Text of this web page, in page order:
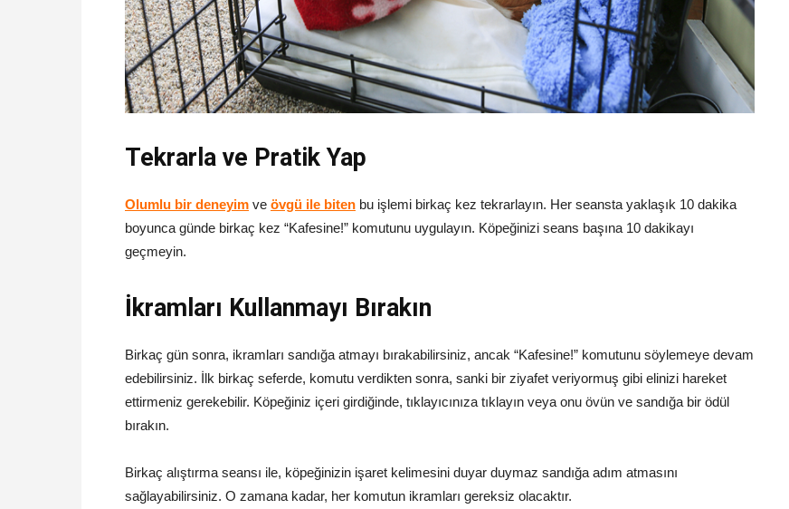
Tekrarla ve Pratik Yap
Olumlu bir deneyim ve övgü ile biten bu işlemi birkaç kez tekrarlayın. Her seansta yaklaşık 10 dakika
boyunca günde birkaç kez “Kafesine!” komutunu uygulayın. Köpeğinizi seans başına 10 dakikayı
geçmeyin.
İkramları Kullanmayı Bırakın
Birkaç gün sonra, ikramları sandığa atmayı bırakabilirsiniz, ancak “Kafesine!” komutunu söylemeye devam
edebilirsiniz. İlk birkaç seferde, komutu verdikten sonra, sanki bir ziyafet veriyormuş gibi elinizi hareket
ettirmeniz gerekebilir. Köpeğiniz içeri girdiğinde, tıklayıcınıza tıklayın veya onu övün ve sandığa bir ödül
bırakın.
Birkaç alıştırma seansı ile, köpeğinizin işaret kelimesini duyar duymaz sandığa adım atmasını
sağlayabilirsiniz. O zamana kadar, her komutun ikramları gereksiz olacaktır.